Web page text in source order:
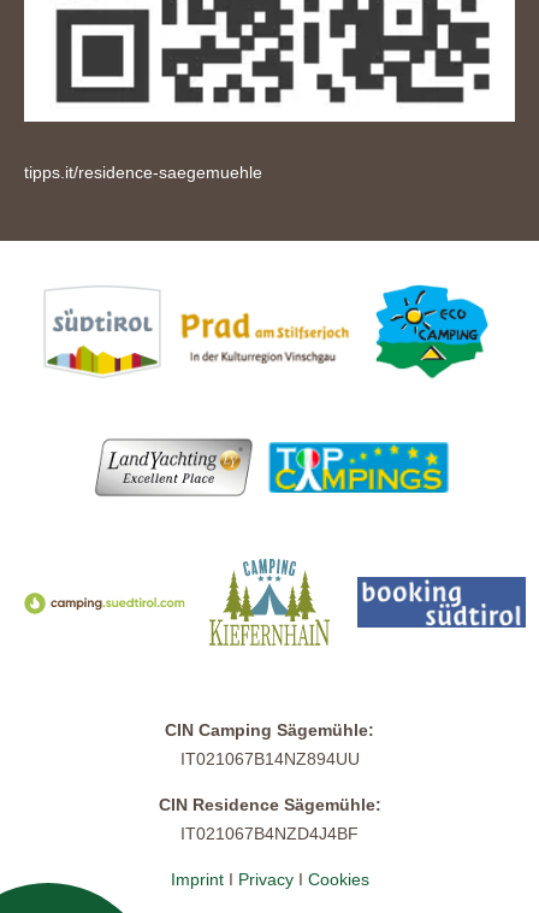
tipps.it/residence-saegemuehle
CIN Camping Sägemühle:
IT021067B14NZ894UU
CIN Residence Sägemühle:
IT021067B4NZD4J4BF
ImprintI PrivacyI Cookies